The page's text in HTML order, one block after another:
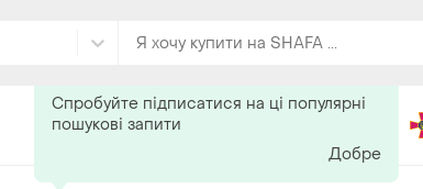
Хендмейд